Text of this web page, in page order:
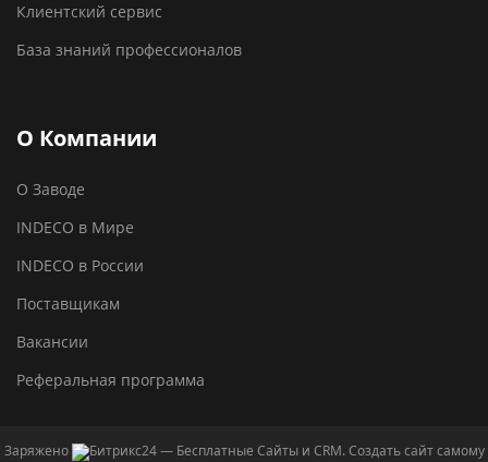
Клиентский сервис
База знаний профессионалов
О Компании
О Заводе
INDECO в Мире
INDECO в России
Поставщикам
Вакансии
Реферальная программа
Заряжено — Бесплатные Сайты и CRM.Создать сайт самому